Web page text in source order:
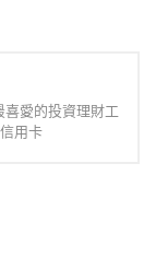
愛的投資理財工
用卡